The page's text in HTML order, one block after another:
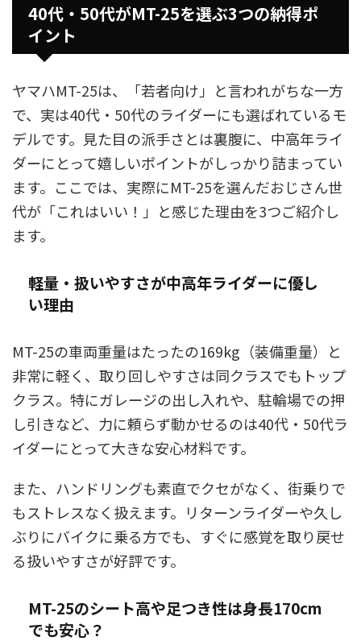
40代・50代がMT-25を選ぶ3つの納得ポ
イント
ヤマハMT-25は、「若者向け」と言われがちな一方
で、実は40代・50代のライダーにも選ばれているモ
デルです。見た目の派手さとは裏腹に、中高年ライ
ダーにとって嬉しいポイントがしっかり詰まってい
ます。ここでは、実際にMT-25を選んだおじさん世
代が「これはいい！」と感じた理由を3つご紹介し
ます。
軽量・扱いやすさが中高年ライダーに優し
い理由
MT-25の車両重量はたったの169kg（装備重量）と
非常に軽く、取り回しやすさは同クラスでもトップ
クラス。特にガレージの出し入れや、駐輪場での押
し引きなど、力に頼らず動かせるのは40代・50代ラ
イダーにとって大きな安心材料です。
また、ハンドリングも素直でクセがなく、街乗りで
もストレスなく扱えます。リターンライダーや久し
ぶりにバイクに乗る方でも、すぐに感覚を取り戻せ
る扱いやすさが好評です。
MT-25のシート高や足つき性は身長170cm
でも安心？